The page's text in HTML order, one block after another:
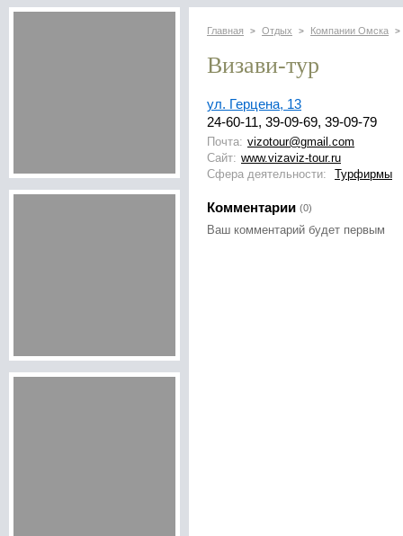
Главная > Отдых > Компании Омска >
Визави-тур
ул. Герцена, 13
24-60-11, 39-09-69, 39-09-79
Почта: vizotour@gmail.com
Сайт: www.vizaviz-tour.ru
Сфера деятельности:
Турфирмы
Комментарии (0)
Ваш комментарий будет первым